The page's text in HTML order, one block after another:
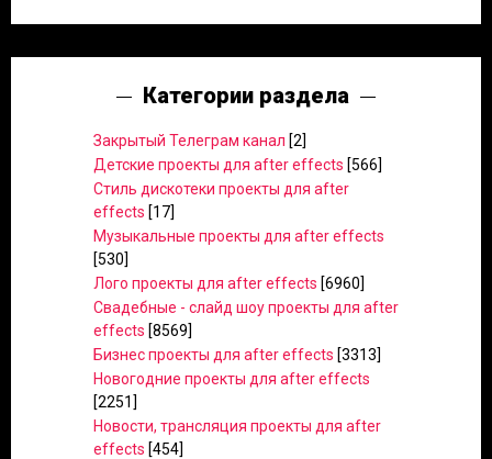
Категории раздела
Закрытый Телеграм канал [2]
Детские проекты для after effects [566]
Стиль дискотеки проекты для after
effects [17]
Музыкальные проекты для after effects
[530]
Лого проекты для after effects [6960]
Свадебные - слайд шоу проекты для after
effects [8569]
Бизнес проекты для after effects [3313]
Новогодние проекты для after effects
[2251]
Новости, трансляция проекты для after
effects [454]